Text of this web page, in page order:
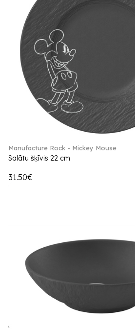
Manufacture Rock - Mickey Mouse
Salātu šķīvis 22 cm
31.50€